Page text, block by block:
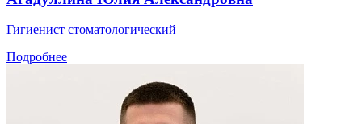
Гигиенист стоматологический
Подробнее